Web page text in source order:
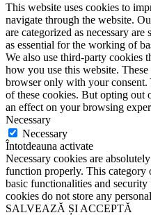
This website uses cookies to
navigate through the website.
are categorized as necessary
as essential for the working of
We also use third-party cookies
how you use this website.
browser only with your consent.
of these cookies. But opting out
an effect on your browsing
Necessary
Necessary
Întotdeauna activate
Necessary cookies are
function properly. This category
basic functionalities and
cookies do not store any
SALVEAZĂ ȘI ACCEPTĂ